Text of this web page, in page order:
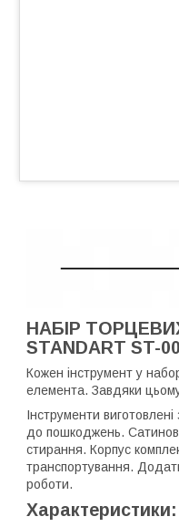
НАБІР
STANDART ST-
Кожен інструмент у
елемента. Завдяки цьому
Інструменти виготовлені
до пошкоджень.
стирання. Корпус
транспортування.
роботи.
Характеристики: